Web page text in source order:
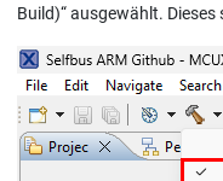
Build)“ ausgewählt.